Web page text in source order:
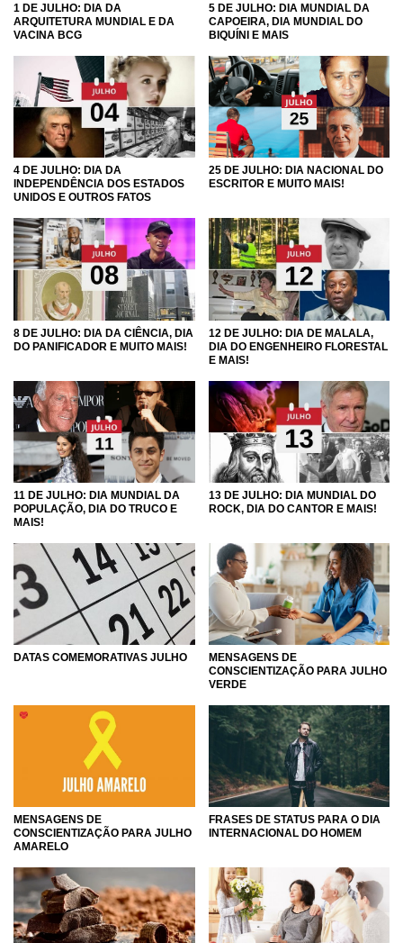
1 DE JULHO: DIA DA
ARQUITETURA MUNDIAL E DA
VACINA BCG
5 DE JULHO: DIA MUNDIAL DA
CAPOEIRA, DIA MUNDIAL DO
BIQUÍNI E MAIS
4 DE JULHO: DIA DA
INDEPENDÊNCIA DOS ESTADOS
UNIDOS E OUTROS FATOS
25 DE JULHO: DIA NACIONAL DO
ESCRITOR E MUITO MAIS!
8 DE JULHO: DIA DA CIÊNCIA, DIA
DO PANIFICADOR E MUITO MAIS!
12 DE JULHO: DIA DE MALALA,
DIA DO ENGENHEIRO FLORESTAL
E MAIS!
11 DE JULHO: DIA MUNDIAL DA
POPULAÇÃO, DIA DO TRUCO E
MAIS!
13 DE JULHO: DIA MUNDIAL DO
ROCK, DIA DO CANTOR E MAIS!
DATAS COMEMORATIVAS JULHO
MENSAGENS DE
CONSCIENTIZAÇÃO PARA JULHO
VERDE
MENSAGENS DE
CONSCIENTIZAÇÃO PARA JULHO
AMARELO
FRASES DE STATUS PARA O DIA
INTERNACIONAL DO HOMEM